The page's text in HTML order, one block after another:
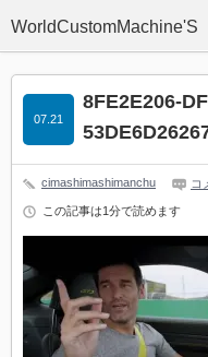
WorldCustomMachine'S
8FE2E206-
07.21
cimashimashimanchu コ
この記事は1分で読めます